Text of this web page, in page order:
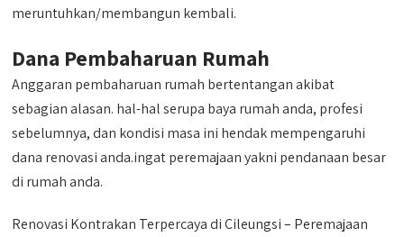
meruntuhkan/membangun kembali.
Dana Pembaharuan Rumah
Anggaran pembaharuan rumah bertentangan akibat
sebagian alasan. hal-hal serupa baya rumah anda, profesi
sebelumnya, dan kondisi masa ini hendak mempengaruhi
dana renovasi anda.ingat peremajaan yakni pendanaan besar
di rumah anda.
Renovasi Kontrakan Terpercaya di Cileungsi – Peremajaan